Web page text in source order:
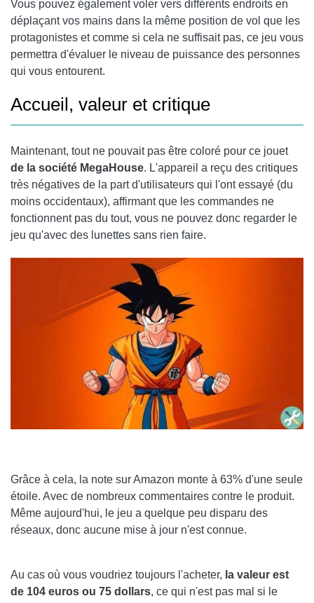
Vous pouvez également voler vers différents endroits en
déplaçant vos mains dans la même position de vol que les
protagonistes et comme si cela ne suffisait pas, ce jeu vous
permettra d'évaluer le niveau de puissance des personnes
qui vous entourent.
Accueil, valeur et critique
Maintenant, tout ne pouvait pas être coloré pour ce jouet
de la société MegaHouse. L'appareil a reçu des critiques
très négatives de la part d'utilisateurs qui l'ont essayé (du
moins occidentaux), affirmant que les commandes ne
fonctionnent pas du tout, vous ne pouvez donc regarder le
jeu qu'avec des lunettes sans rien faire.
Grâce à cela, la note sur Amazon monte à 63% d'une seule
étoile. Avec de nombreux commentaires contre le produit.
Même aujourd'hui, le jeu a quelque peu disparu des
réseaux, donc aucune mise à jour n'est connue.
Au cas où vous voudriez toujours l'acheter, la valeur est
de 104 euros ou 75 dollars, ce qui n'est pas mal si le